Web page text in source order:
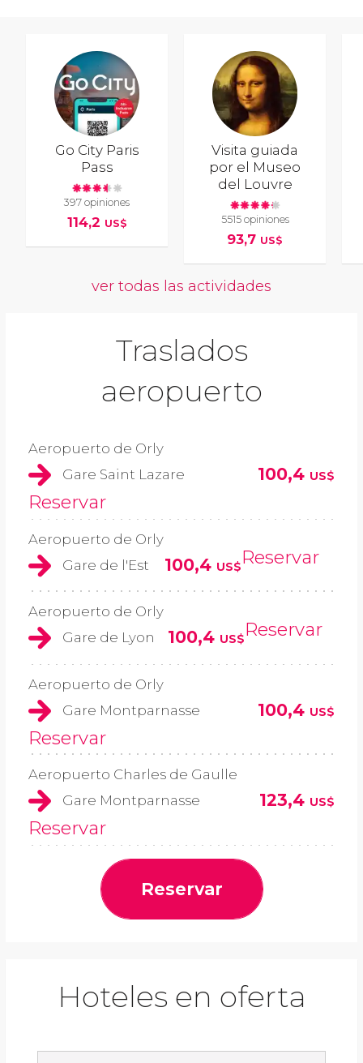
Go City Paris
Pass
397 opiniones
114,2 US$
Visita guiada
por el Museo
del Louvre
5515 opiniones
93,7 US$
ver todas las actividades
Traslados
aeropuerto
Aeropuerto de Orly
Gare Saint Lazare
100,4 US$
Reservar
Aeropuerto de Orly
Gare de l'Est
100,4 US$Reservar
Aeropuerto de Orly
Gare de Lyon
100,4 US$Reservar
Aeropuerto de Orly
Gare Montparnasse
100,4 US$
Reservar
Aeropuerto Charles de Gaulle
Gare Montparnasse
123,4 US$
Reservar
Reservar
Hoteles en oferta